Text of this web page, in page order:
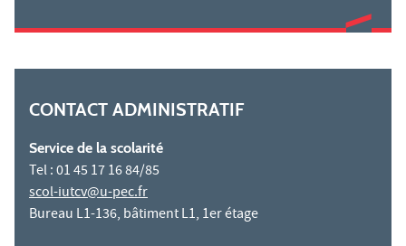
CONTACT ADMINISTRATIF
Service de la scolarité
Tel : 01 45 17 16 84/85
scol-iutcv@u-pec.fr
Bureau L1-136, bâtiment L1, 1er étage